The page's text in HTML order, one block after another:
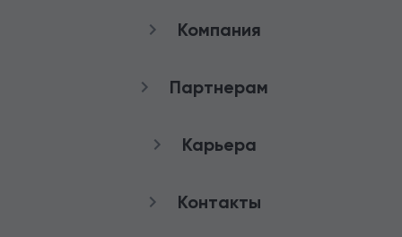
Компания
Рестораны
Партнерам
Аренда
Карьера
качества
Контакты